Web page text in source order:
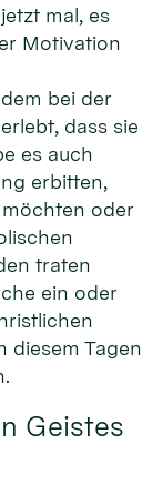
mal, es
Motivation
bei der
dass sie
es auch
erbitten,
oder
traten
ein oder
diesem Tagen
Geistes